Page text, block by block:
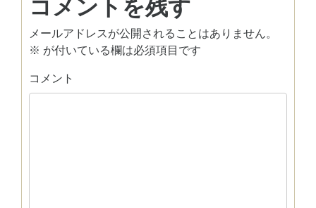
コメントを残す
メールアドレスが公開されることはありません。
※ が付いている欄は必須項目です
コメント